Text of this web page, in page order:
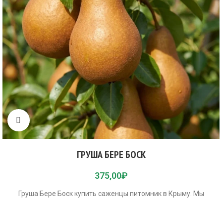
Click to enlarge
ГРУША БЕРЕ БОСК
375,00₽
Груша Бере Боск купить саженцы питомник в Крыму. Мы